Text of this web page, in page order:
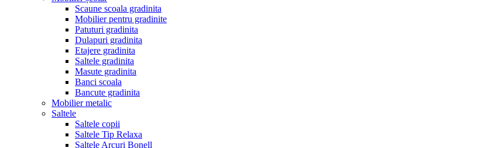
Scaune scoala gradinita
Mobilier pentru gradinite
Patuturi gradinita
Dulapuri gradinita
Etajere gradinita
Saltele gradinita
Masute gradinita
Banci scoala
Bancute gradinita
Mobilier metalic
Saltele
Saltele copii
Saltele Tip Relaxa
Saltele Arcuri Bonell